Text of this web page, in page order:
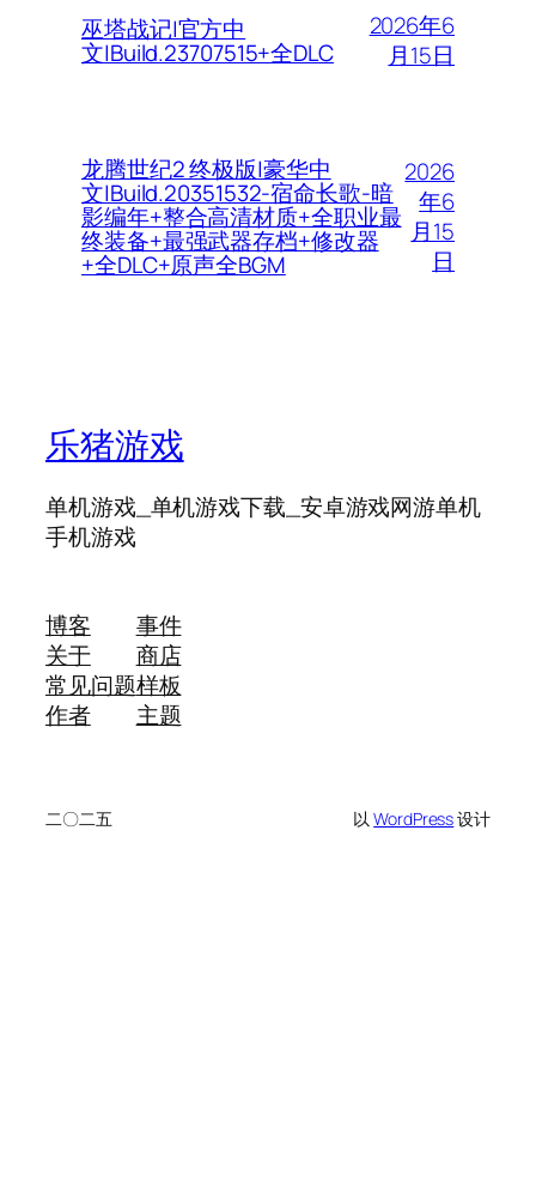
巫塔战记|官方中
文|Build.23707515+全DLC
2026年6
月15日
龙腾世纪2 终极版|豪华中
文|Build.20351532-宿命长歌-暗
影编年+整合高清材质+全职业最
终装备+最强武器存档+修改器
+全DLC+原声全BGM
2026
年6
月15
日
乐猪游戏
单机游戏_单机游戏下载_安卓游戏网游单机
手机游戏
博客
关于
常见问题
作者
事件
商店
样板
主题
二〇二五 以WordPress设计